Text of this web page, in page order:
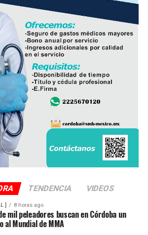
TENDENCIA VIDEOS
] 8 horas ago
mil peleadores buscan en Córdoba un
al Mundial de MMA